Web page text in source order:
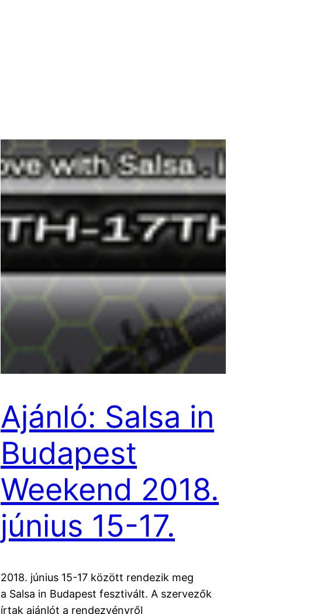
Ajánló: Salsa in
Budapest
Weekend 2018.
június 15-17.
2018. június 15-17 között rendezik meg
a Salsa in Budapest fesztivált. A szervezők
írtak ajánlót a rendezvényről